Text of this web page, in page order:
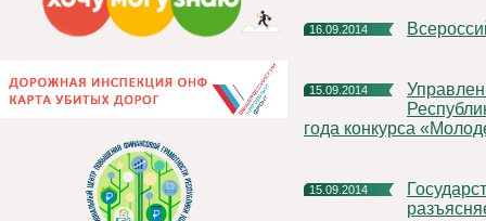
16.09.2014
15.09.2014
Управление государственной гражданской службы
года конкурса
15.09.2014
Государственная инспекция труда в Республике Коми